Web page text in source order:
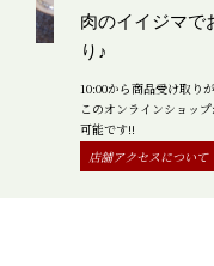
肉のイイジマで
り♪
10:00から商品受け取り
このオンラインショッ
可能です!!
店舗アクセスについて